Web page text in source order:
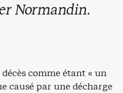
Normandin.
comme étant « un
causé par une décharge